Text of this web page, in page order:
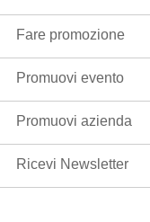
Fare promozione
Promuovi evento
Promuovi azienda
Ricevi Newsletter